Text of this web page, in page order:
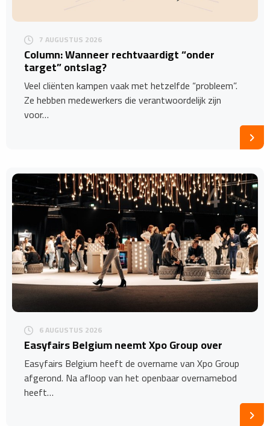
7 AUGUSTUS 2026
Column: Wanneer rechtvaardigt “onder
target” ontslag?
Veel cliënten kampen vaak met hetzelfde “probleem”.
Ze hebben medewerkers die verantwoordelijk zijn
voor…
6 AUGUSTUS 2026
Easyfairs Belgium neemt Xpo Group over
Easyfairs Belgium heeft de overname van Xpo Group
afgerond. Na afloop van het openbaar overnamebod
heeft…